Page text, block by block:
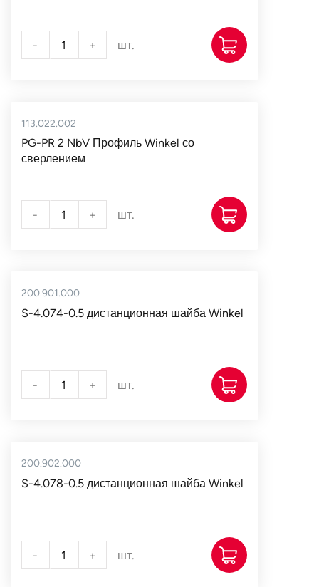
- + шт.
113.022.002
PG-PR 2 NbV Профиль Winkel со
сверлением
- + шт.
200.901.000
S-4.074-0.5 дистанционная шайба Winkel
- + шт.
200.902.000
S-4.078-0.5 дистанционная шайба Winkel
- + шт.